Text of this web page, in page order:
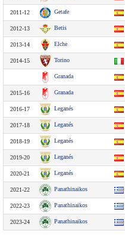
2011-12 Getafe
2012-13 Betis
2013-14 Elche
2014-15 Torino
Granada
2015-16 Granada
2016-17 Leganés
2017-18 Leganés
2018-19 Leganés
2019-20 Leganés
2020-21 Leganés
2021-22 Panathinaikos
2022-23 Panathinaikos
2023-24 Panathinaikos